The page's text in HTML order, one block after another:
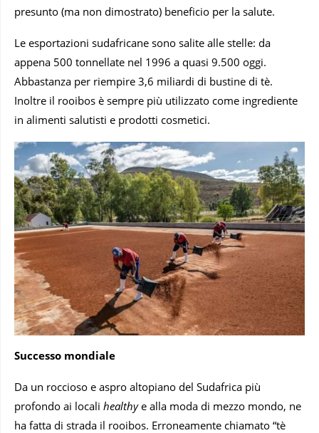
presunto (ma non dimostrato) beneficio per la salute.
Le esportazioni sudafricane sono salite alle stelle: da
appena 500 tonnellate nel 1996 a quasi 9.500 oggi.
Abbastanza per riempire 3,6 miliardi di bustine di tè.
Inoltre il rooibos è sempre più utilizzato come ingrediente
in alimenti salutisti e prodotti cosmetici.
Successo mondiale
Da un roccioso e aspro altopiano del Sudafrica più
profondo ai locali healthye alla moda di mezzo mondo, ne
ha fatta di strada il rooibos. Erroneamente chiamato “tè